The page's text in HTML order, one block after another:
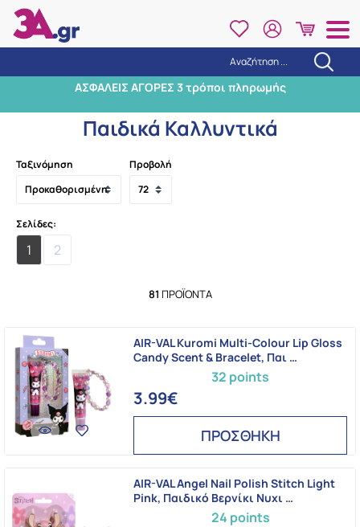
Αναζήτηση ...
ΑΣΦΑΛΕΙΣ ΑΓΟΡΕΣ 3 τρόποι πληρωμής
Αναζήτηση
Δώρα για Παιδιά / Παιδικά Καλλυντικά
Παιδικά Καλλυντικά
Ταξινόμηση Προβολή
Σελίδες:
1 2
81 ΠΡΟΪΌΝΤΑ
32 points
AIR-VAL Kuromi Multi-Colour Lip Gloss
Candy Scent & Bracelet, Παι …
3.99€
ΠΡΟΣΘΗΚΗ
24 points
AIR-VAL Angel Nail Polish Stitch Light
Pink, Παιδικό Βερνίκι Νυχι …